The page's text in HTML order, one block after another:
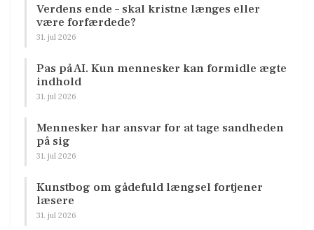
Verdens ende – skal kristne længes eller
være forfærdede?
31. jul 2026
Pas på AI. Kun mennesker kan formidle ægte
indhold
31. jul 2026
Mennesker har ansvar for at tage sandheden
på sig
31. jul 2026
Kunstbog om gådefuld længsel fortjener
læsere
31. jul 2026